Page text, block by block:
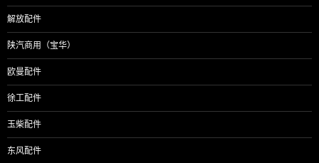
解放配件
陕汽商用（宝华）
欧曼配件
徐工配件
玉柴配件
东风配件